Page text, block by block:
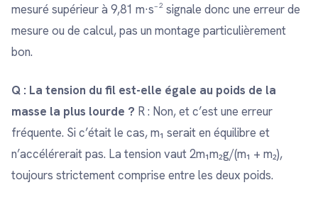
mesuré supérieur à 9,81 m·s⁻² signale donc une erreur de
mesure ou de calcul, pas un montage particulièrement
bon.
Q : La tension du fil est-elle égale au poids de la
masse la plus lourde ? R : Non, et c’est une erreur
fréquente. Si c’était le cas, m₁ serait en équilibre et
n’accélérerait pas. La tension vaut 2m₁m₂g/(m₁ + m₂),
toujours strictement comprise entre les deux poids.